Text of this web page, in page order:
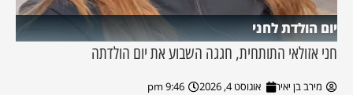
יום הולדת לחני
חני אזולאי התותחית, חגגה השבוע את יום הולדתה
מירב בן יאיר אוגוסט 4, 2026 9:46 pm